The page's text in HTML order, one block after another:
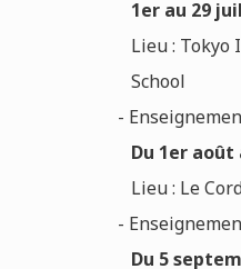
1er au 29
Lieu : Tokyo
School
-
Du 1er août
Lieu : Le
-
Du 5